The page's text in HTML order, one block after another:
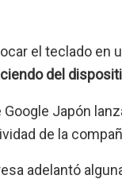
el teclado en
del
Japón
de la
adelantó